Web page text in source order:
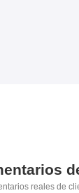
reales de